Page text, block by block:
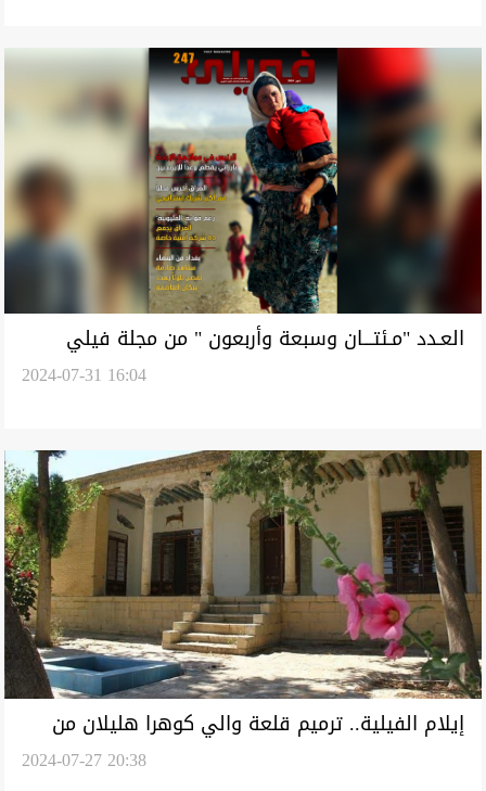
العـدد "مـئتـــان وسبعة وأربعون " من مجلة فيلي
2024-07-31 16:04
إيلام الفيلية.. ترميم قلعة والي كوهرا هليلان من
2024-07-27 20:38